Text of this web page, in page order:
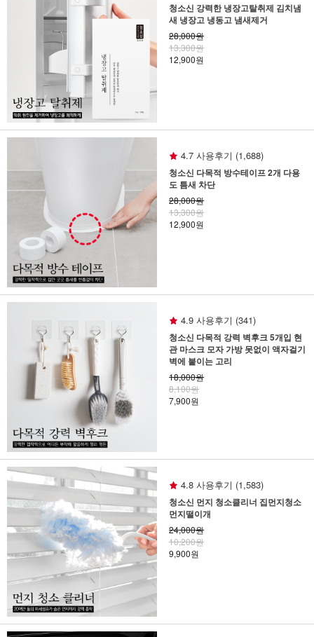
청소신 강력한 냉장고탈취제 김치냄
새 냉장고 냉동고 냄새제거
28,000원
13,300원
12,900원
4.7 사용후기 (1,688)
청소신 다목적 방수테이프 2개 다용
도 틈새 차단
28,000원
13,300원
12,900원
4.9 사용후기 (341)
청소신 다목적 강력 벽후크 5개입 현
관 마스크 모자 가방 못없이 액자걸기
벽에 붙이는 고리
18,000원
8,100원
7,900원
4.8 사용후기 (1,583)
청소신 먼지 청소클리너 집먼지청소
먼지떨이개
24,000원
10,200원
9,900원